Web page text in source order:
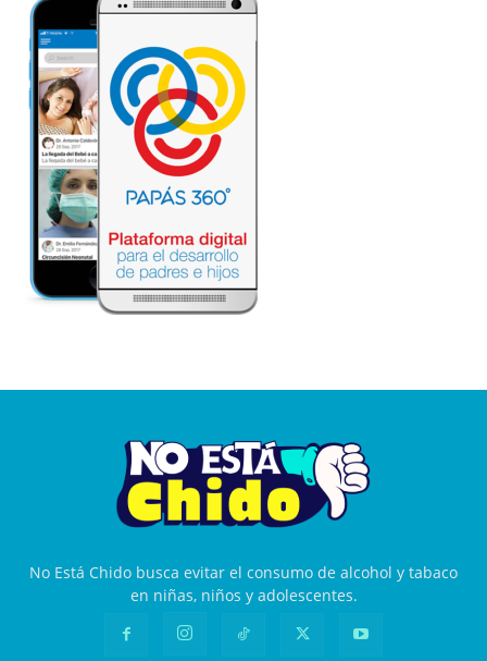
No Está Chido busca evitar el consumo de alcohol y tabaco
en niñas, niños y adolescentes.